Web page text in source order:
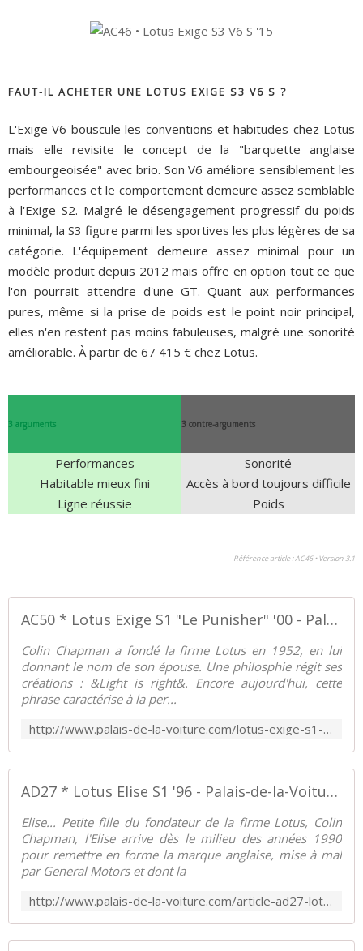
FAUT-IL ACHETER UNE LOTUS EXIGE S3 V6 S ?
L'Exige V6 bouscule les conventions et habitudes chez Lotus
mais elle revisite le concept de la "barquette anglaise
embourgeoisée" avec brio. Son V6 améliore sensiblement les
performances et le comportement demeure assez semblable
à l'Exige S2. Malgré le désengagement progressif du poids
minimal, la S3 figure parmi les sportives les plus légères de sa
catégorie. L'équipement demeure assez minimal pour un
modèle produit depuis 2012 mais offre en option tout ce que
l'on pourrait attendre d'une GT. Quant aux performances
pures, même si la prise de poids est le point noir principal,
elles n'en restent pas moins fabuleuses, malgré une sonorité
améliorable. À partir de 67 415 € chez Lotus.
3 arguments 3 contre-arguments
Performances
Habitable mieux fini
Ligne réussie
Sonorité
Accès à bord toujours difficile
Poids
Référence article : AC46 • Version 3.1
AC50 * Lotus Exige S1 "Le Punisher" '00 - Palais-de-la-Voiture.com
Colin Chapman a fondé la firme Lotus en 1952, en lui
donnant le nom de son épouse. Une philosphie régit ses
créations : &Light is right&. Encore aujourd'hui, cette
phrase caractérise à la per...
http://www.palais-de-la-voiture.com/lotus-exige-s1-le-punisher.html
AD27 * Lotus Elise S1 '96 - Palais-de-la-Voiture.com
Elise... Petite fille du fondateur de la firme Lotus, Colin
Chapman, l'Elise arrive dès le milieu des années 1990
pour remettre en forme la marque anglaise, mise à mal
par General Motors et dont la
http://www.palais-de-la-voiture.com/article-ad27-lotus-elise-s1-71222538.html